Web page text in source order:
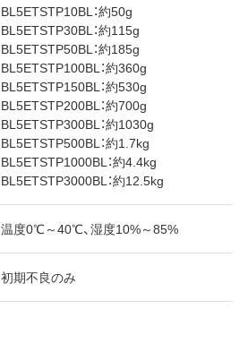
BL5ETSTP10BL：約50g
BL5ETSTP30BL：約115g
BL5ETSTP50BL：約185g
BL5ETSTP100BL：約360g
BL5ETSTP150BL：約530g
BL5ETSTP200BL：約700g
BL5ETSTP300BL：約1030g
BL5ETSTP500BL：約1.7kg
BL5ETSTP1000BL：約4.4kg
BL5ETSTP3000BL：約12.5kg
温度0℃～40℃、湿度10%～85%
初期不良のみ